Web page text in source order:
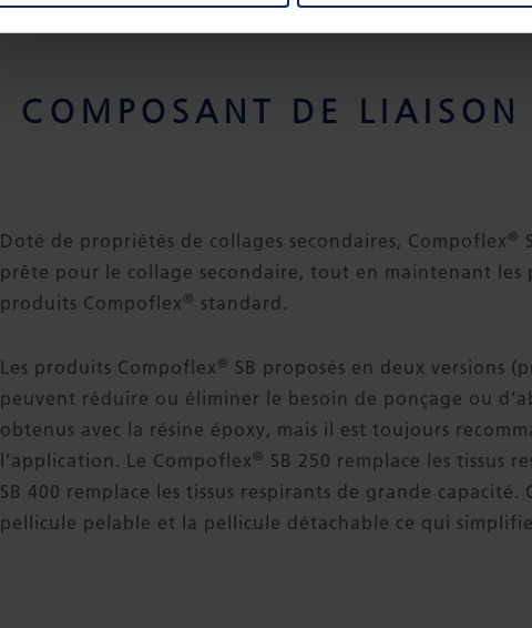
COMPOSANT DE LIAISON
Doté de propriétés de collages secondaires, Compoflex ®
prête pour le collage secondaire, tout en maintenant les
produits Compoflex ® standard.
Les produits Compoflex ® SB proposés en deux versions
peuvent réduire ou éliminer le besoin de ponçage ou
obtenus avec la résine époxy, mais il est toujours
l’application. Le Compoflex ® SB 250 remplace les tissus
SB 400 remplace les tissus respirants de grande
pellicule pelable et la pellicule détachable ce qui